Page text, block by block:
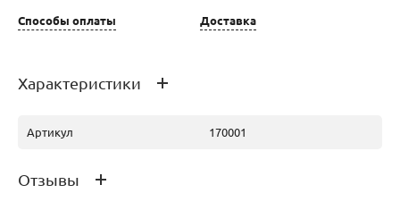
Серьга конго (30217331) 0
Способы оплаты Доставка
Характеристики
Артикул 170001
Отзывы